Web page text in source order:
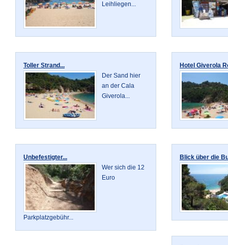
Leihliegen...
Toller Strand...
Der Sand hier
an der Cala
Giverola...
Hotel Giverola
Unbefestigter...
Wer sich die 12
Euro
Parkplatzgebühr...
Blick über die